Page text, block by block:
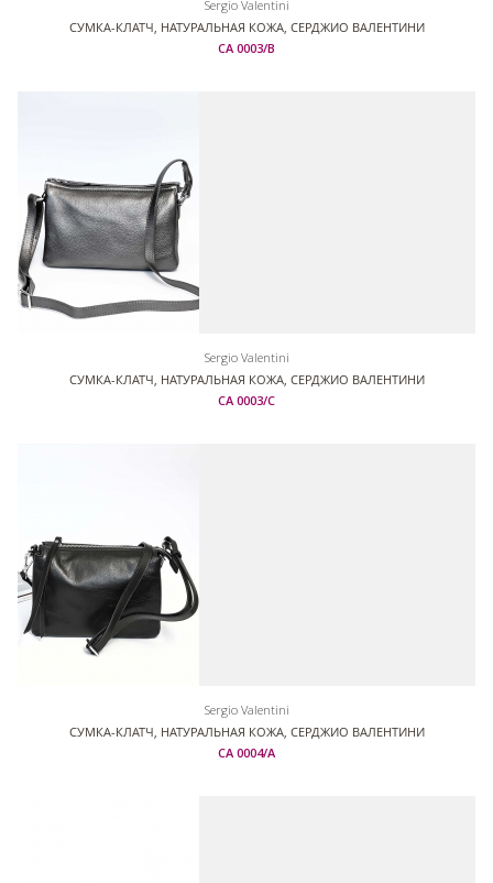
Sergio Valentini
СУМКА-КЛАТЧ, НАТУРАЛЬНАЯ КОЖА, СЕРДЖИО ВАЛЕНТИНИ
СА 0003/В
Sergio Valentini
СУМКА-КЛАТЧ, НАТУРАЛЬНАЯ КОЖА, СЕРДЖИО ВАЛЕНТИНИ
СА 0003/С
Sergio Valentini
СУМКА-КЛАТЧ, НАТУРАЛЬНАЯ КОЖА, СЕРДЖИО ВАЛЕНТИНИ
СА 0004/А